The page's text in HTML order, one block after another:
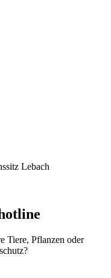
Lebach
Tiere, Pflanzen oder